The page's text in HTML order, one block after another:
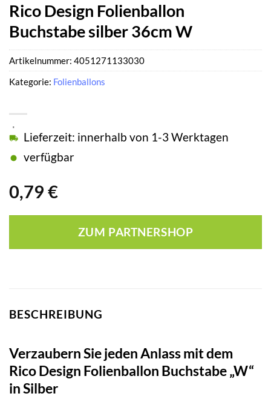
Rico Design Folienballon
Buchstabe silber 36cm W
0,79 €
Lieferzeit: innerhalb von 1-3 Werktagen
verfügbar
ZUM PARTNERSHOP
Artikelnummer: 4051271133030
Kategorie: Folienballons
BESCHREIBUNG
Verzaubern Sie jeden Anlass mit dem
Rico Design Folienballon Buchstabe „W“
in Silber